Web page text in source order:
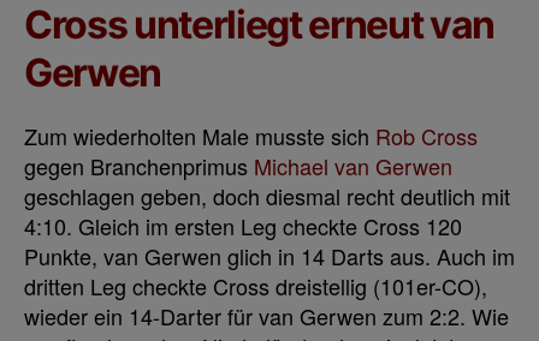
Cross unterliegt erneut van
Gerwen
Zum wiederholten Male musste sich Rob Cross
gegen Branchenprimus Michael van Gerwen
geschlagen geben, doch diesmal recht deutlich mit
4:10. Gleich im ersten Leg checkte Cross 120
Punkte, van Gerwen glich in 14 Darts aus. Auch im
dritten Leg checkte Cross dreistellig (101er-CO),
wieder ein 14-Darter für van Gerwen zum 2:2. Wie